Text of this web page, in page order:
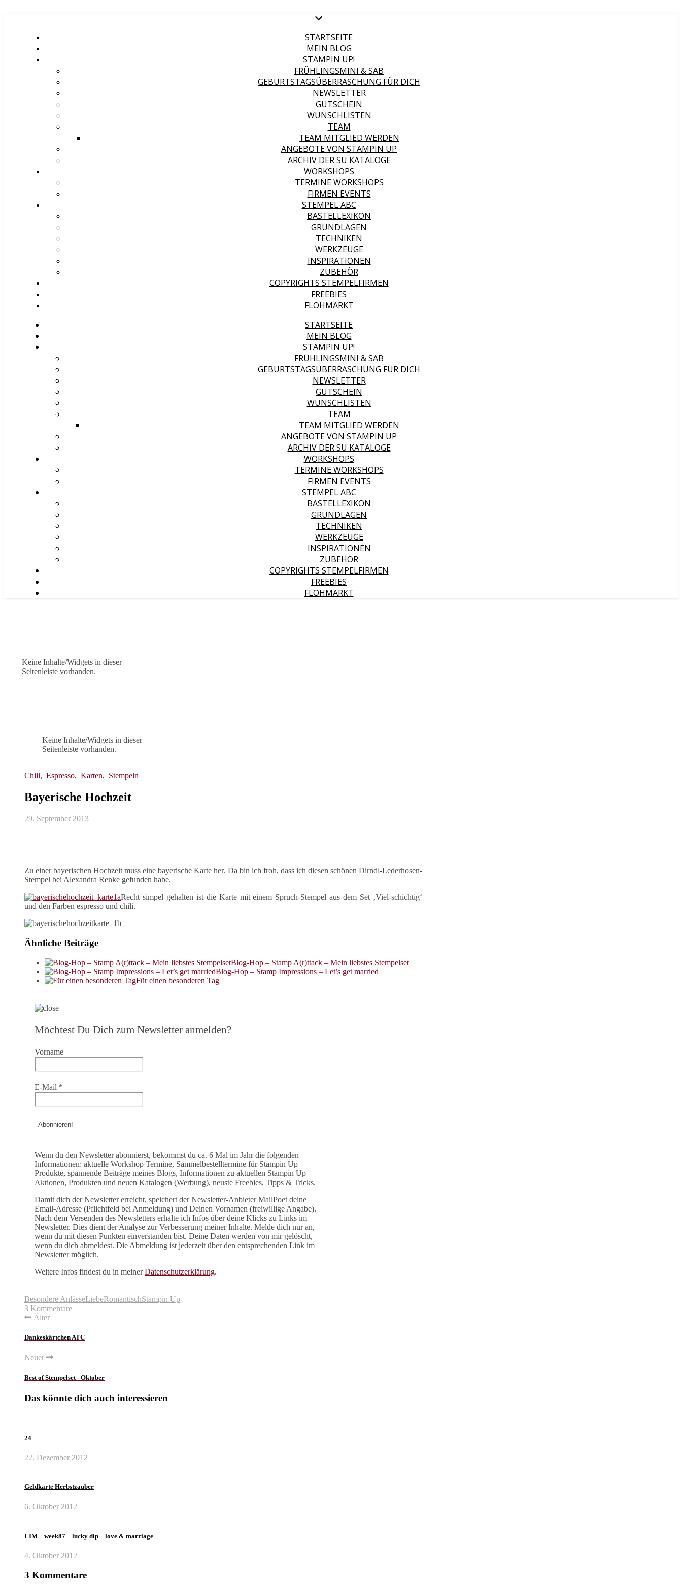
STARTSEITE
MEIN BLOG
STAMPIN UP!
FRÜHLINGSMINI & SAB
GEBURTSTAGSÜBERRASCHUNG FÜR DICH
NEWSLETTER
GUTSCHEIN
WUNSCHLISTEN
TEAM
TEAM MITGLIED WERDEN
ANGEBOTE VON STAMPIN UP
ARCHIV DER SU KATALOGE
WORKSHOPS
TERMINE WORKSHOPS
FIRMEN EVENTS
STEMPEL ABC
BASTELLEXIKON
GRUNDLAGEN
TECHNIKEN
WERKZEUGE
INSPIRATIONEN
ZUBEHÖR
COPYRIGHTS STEMPELFIRMEN
FREEBIES
FLOHMARKT
STARTSEITE
MEIN BLOG
STAMPIN UP!
FRÜHLINGSMINI & SAB
GEBURTSTAGSÜBERRASCHUNG FÜR DICH
NEWSLETTER
GUTSCHEIN
WUNSCHLISTEN
TEAM
TEAM MITGLIED WERDEN
ANGEBOTE VON STAMPIN UP
ARCHIV DER SU KATALOGE
WORKSHOPS
TERMINE WORKSHOPS
FIRMEN EVENTS
STEMPEL ABC
BASTELLEXIKON
GRUNDLAGEN
TECHNIKEN
WERKZEUGE
INSPIRATIONEN
ZUBEHÖR
COPYRIGHTS STEMPELFIRMEN
FREEBIES
FLOHMARKT
Keine Inhalte/Widgets in dieser
Seitenleiste vorhanden.
Keine Inhalte/Widgets in dieser
Seitenleiste vorhanden.
Chili, Espresso, Karten, Stempeln
Bayerische Hochzeit
29. September 2013
Zu einer bayerischen Hochzeit muss eine bayerische Karte her. Da bin ich froh, dass ich diesen schönen Dirndl-Lederhosen-
Stempel bei Alexandra Renke gefunden habe.
Recht simpel gehalten ist die Karte mit einem Spruch-Stempel aus dem Set ‚Viel-schichtig‘
und den Farben espresso und chili.
Ähnliche Beiträge
Blog-Hop – Stamp A(r)ttack – Mein liebstes Stempelset
Blog-Hop – Stamp Impressions – Let’s get married
Für einen besonderen Tag
Möchtest Du Dich zum Newsletter anmelden?
Vorname
E-Mail *
Wenn du den Newsletter abonnierst, bekommst du ca. 6 Mal im Jahr die folgenden
Informationen: aktuelle Workshop Termine, Sammelbestelltermine für Stampin Up
Produkte, spannende Beiträge meines Blogs, Informationen zu aktuellen Stampin Up
Aktionen, Produkten und neuen Katalogen (Werbung), neuste Freebies, Tipps & Tricks.
Damit dich der Newsletter erreicht, speichert der Newsletter-Anbieter MailPoet deine
Email-Adresse (Pflichtfeld bei Anmeldung) und Deinen Vornamen (freiwillige Angabe).
Nach dem Versenden des Newsletters erhalte ich Infos über deine Klicks zu Links im
Newsletter. Dies dient der Analyse zur Verbesserung meiner Inhalte. Melde dich nur an,
wenn du mit diesen Punkten einverstanden bist. Deine Daten werden von mir gelöscht,
wenn du dich abmeldest. Die Abmeldung ist jederzeit über den entsprechenden Link im
Newsletter möglich.
Weitere Infos findest du in meinerDatenschutzerklärung.
Besondere AnlässeLiebeRomantischStampin Up
3 Kommentare
Älter
Dankeskärtchen ATC
Neuer
Best of Stempelset - Oktober
Das könnte dich auch interessieren
24
22. Dezember 2012
Geldkarte Herbstzauber
6. Oktober 2012
LIM – week87 – lucky dip – love & marriage
4. Oktober 2012
3 Kommentare